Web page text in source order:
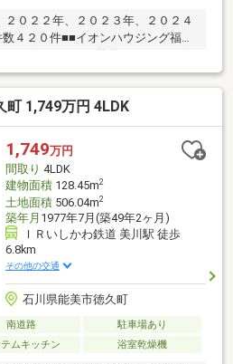
０２２年、２０２３年、２０２４
４２０件■■イオンハウジング福井
付き♪・リノベにぴったりの古民家
地なので土地としての活用にもおス
寺井店まで約６００ｍ・寺井小学校
で約２２０ｍ・コンビニまで約８
いのＫＯＥＩイオンハウジングの
担当：森崎 宗平 TEL：080-6235-
町 1,749万円 4LDK
1,749万円
間取り 4LDK
建物面積128.45m2
土地面積506.04m2
築年月 1977年7月(築49年2ヶ月)
ＩＲいしかわ鉄道 美川駅 徒歩
6.8km
その他の交通
石川県能美市徳久町
南道路
駐車場あり
ムキッチン 浴室乾燥機